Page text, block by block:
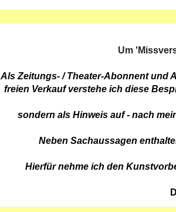
Um
Als Zeitungs- / Theater-Abonnent und
freien Verkauf verstehe ich diese
sondern als Hinweis auf - nach
Neben Sachaussagen
Hierfür nehme ich den